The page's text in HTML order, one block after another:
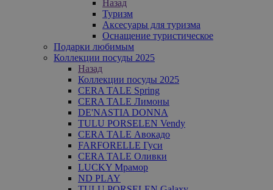
Назад
Туризм
Аксесуары для туризма
Оснащение туристическое
Подарки любимым
Коллекции посуды 2025
Назад
Коллекции посуды 2025
CERA TALE Spring
CERA TALE Лимоны
DE'NASTIA DONNA
TULU PORSELEN Vendy
CERA TALE Авокадо
FARFORELLE Гуси
CERA TALE Оливки
LUCKY Мрамор
ND PLAY